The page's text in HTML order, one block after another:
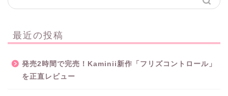
最近の投稿
発売2時間で完売！Kaminii新作「フリズコントロール」
を正直レビュー